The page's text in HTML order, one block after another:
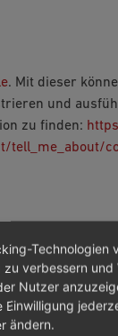
. Mit dieser
und
zu finden:
tell_me_about/
Project, als
Smarty in den
zur Verfügung
Technologien
verbessern und
Nutzer
ändern.